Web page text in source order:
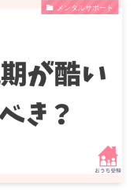
メンタルサポート